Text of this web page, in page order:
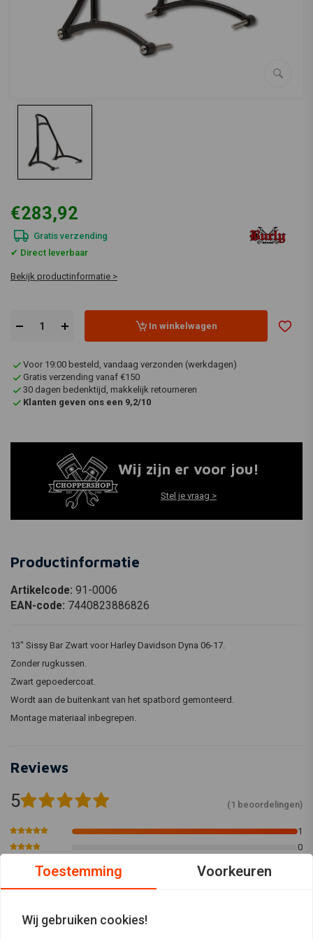
€283,92
Gratis verzending
✔ Direct leverbaar
Bekijk productinformatie >
In winkelwagen
Voor 19:00 besteld, vandaag verzonden (werkdagen)
Gratis verzending vanaf €150
30 dagen bedenktijd, makkelijk retourneren
Klanten geven ons een 9,2/10
Wij zijn er voor jou!
Stel je vraag >
Productinformatie
Artikelcode: 91-0006
EAN-code: 7440823886826
13" Sissy Bar Zwart voor Harley Davidson Dyna 06-17.
Zonder rugkussen.
Zwart gepoedercoat.
Wordt aan de buitenkant van het spatbord gemonteerd.
Montage materiaal inbegrepen.
Reviews
5 (1 beoordelingen)
1
0
Toestemming Voorkeuren
Wij gebruiken cookies!